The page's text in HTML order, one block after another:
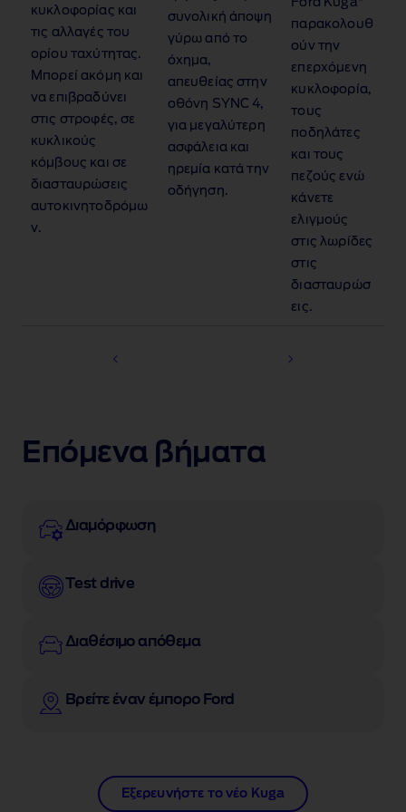
κυκλοφορίας και
τις αλλαγές του
ορίου ταχύτητας.
Μπορεί ακόμη και
να επιβραδύνει
στις στροφές, σε
κυκλικούς
κόμβους και σε
διασταυρώσεις
αυτοκινητοδρόμω
ν.
συνολική άποψη
γύρω από το
όχημα,
απευθείας στην
οθόνη SYNC 4,
για μεγαλύτερη
ασφάλεια και
ηρεμία κατά την
οδήγηση.
Ford Kuga
παρακολουθ
ούν την
επερχόμενη
κυκλοφορία,
τους
ποδηλάτες
και τους
πεζούς ενώ
κάνετε
ελιγμούς
στις λωρίδες
στις
διασταυρώσ
εις.
Επόμενα βήματα
Διαμόρφωση
Test drive
Διαθέσιμο απόθεμα
Βρείτε έναν έμπορο Ford
Εξερευνήστε το νέο Kuga